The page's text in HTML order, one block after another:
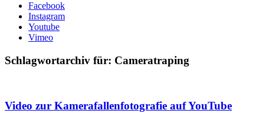
Facebook
Instagram
Youtube
Vimeo
Schlagwortarchiv für: Cameratraping
Video zur Kamerafallenfotografie auf YouTube